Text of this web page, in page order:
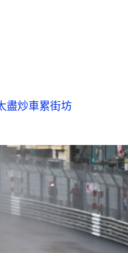
盡炒車累街坊